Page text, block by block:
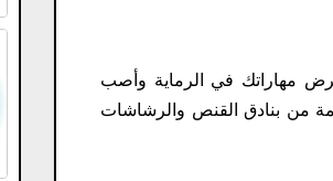
واحد، بحجم 8.5 جيجابايت. استعرض مهاراتك في الرماية وأصب
من بنادق القنص والرشاشات